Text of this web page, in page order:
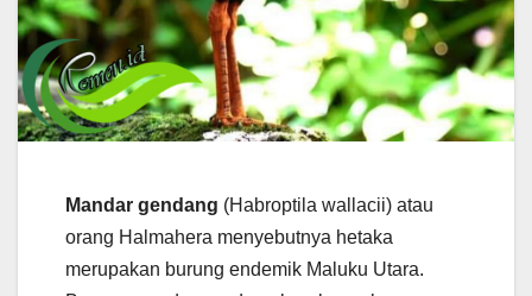
Mandar gendang (Habroptila wallacii) atau
orang Halmahera menyebutnya hetaka
merupakan burung endemik Maluku Utara.